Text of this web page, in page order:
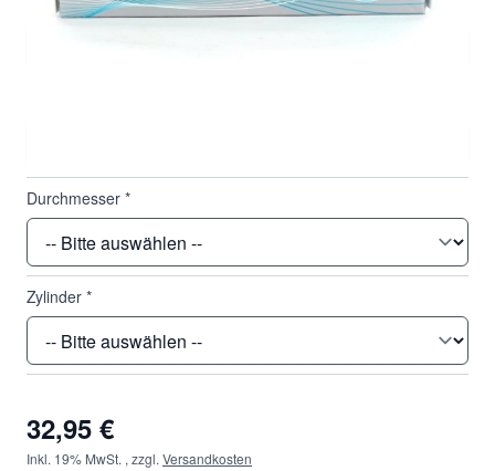
Durchmesser *
Zylinder *
32,95 €
Inkl. 19% MwSt. , zzgl. Versandkosten